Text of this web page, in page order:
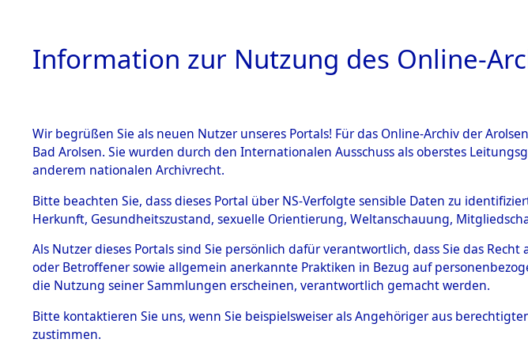
HOME BESTANDSBESCHREIBUNG ARCHIVALE
BESTÄNDE
Inhaftierungsdoku
mente
5. Verschiedenes
Todesmärsche
5.3.1 Alliierte
Ermittlung des Ablaufs
Toter aus
Fehlanzeigen→0001
Information zur Nutzung des Online-
Wir begrüßen Sie als neuen Nutzer unseres Portals! Für das Online-Archiv der
Bad Arolsen. Sie wurden durch den Internationalen Ausschuss als oberstes
anderem nationalen Archivrecht.
Bitte beachten Sie, dass dieses Portal über NS-Verfolgte sensible Daten zu
Herkunft, Gesundheitszustand, sexuelle Orientierung, Weltanschauung,
Als Nutzer dieses Portals sind Sie persönlich dafür verantwortlich, dass Sie das
oder Betroffener sowie allgemein anerkannte Praktiken in Bezug auf
die Nutzung seiner Sammlungen erscheinen, verantwortlich gemacht werden.
Bitte kontaktieren Sie uns, wenn Sie beispielsweiser als Angehöriger aus
zustimmen.